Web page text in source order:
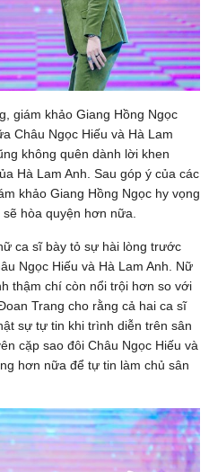
giám khảo Giang Hồng Ngọc
Châu Ngọc Hiếu và Hà Lam
không quên dành lời khen
Hà Lam Anh. Sau góp ý của các
khảo Giang Hồng Ngọc hy vọng
sẽ hòa quyện hơn nữa.
ca sĩ bày tỏ sự hài lòng trước
Ngọc Hiếu và Hà Lam Anh. Nữ
thậm chí còn nổi trội hơn so với
Trang cho rằng cả hai ca sĩ
sự tự tin khi trình diễn trên sân
cặp sao đôi Châu Ngọc Hiếu và
hơn nữa để tự tin làm chủ sân